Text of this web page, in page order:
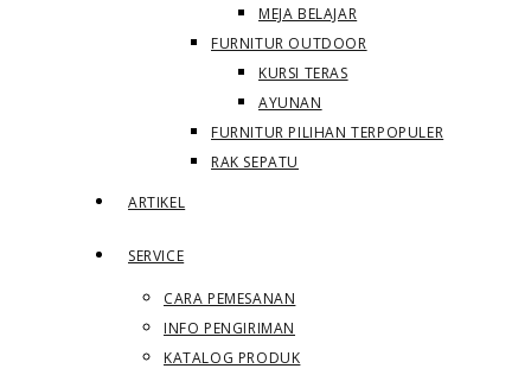
MEJA BELAJAR
FURNITUR OUTDOOR
KURSI TERAS
AYUNAN
FURNITUR PILIHAN TERPOPULER
RAK SEPATU
ARTIKEL
SERVICE
CARA PEMESANAN
INFO PENGIRIMAN
KATALOG PRODUK